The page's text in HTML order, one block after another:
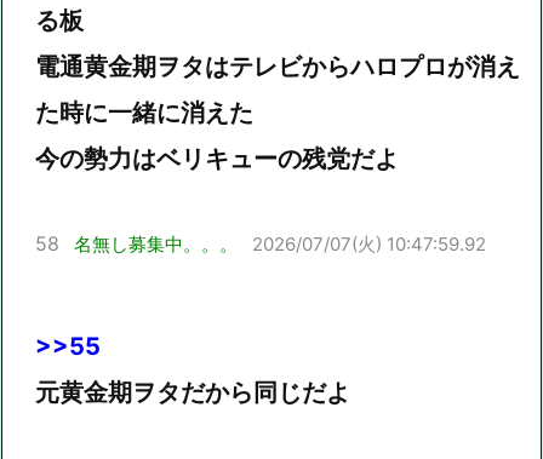
る板
電通黄金期ヲタはテレビからハロプロが消え
た時に一緒に消えた
今の勢力はベリキューの残党だよ
58 名無し募集中。。。 2026/07/07(火) 10:47:59.92
>>55
元黄金期ヲタだから同じだよ